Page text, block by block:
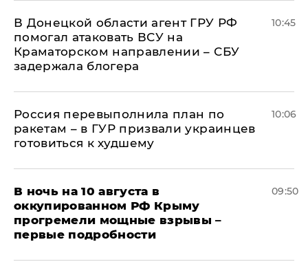
В Донецкой области агент ГРУ РФ
помогал атаковать ВСУ на
Краматорском направлении – СБУ
задержала блогера
10:45
Россия перевыполнила план по
ракетам – в ГУР призвали украинцев
готовиться к худшему
10:06
В ночь на 10 августа в
оккупированном РФ Крыму
прогремели мощные взрывы –
первые подробности
09:50